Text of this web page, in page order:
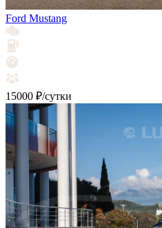
Ford Mustang
15000 ₽/сутки